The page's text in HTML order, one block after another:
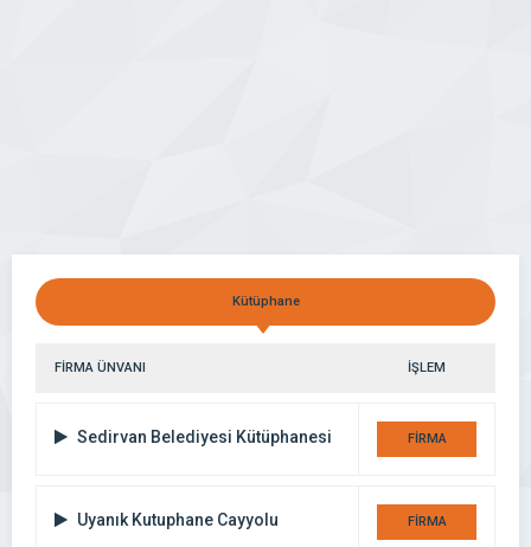
Kütüphane
FİRMA ÜNVANI İŞLEM
Sedirvan Belediyesi Kütüphanesi FİRMA
Uyanık Kutuphane Cayyolu FİRMA